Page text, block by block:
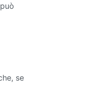
se